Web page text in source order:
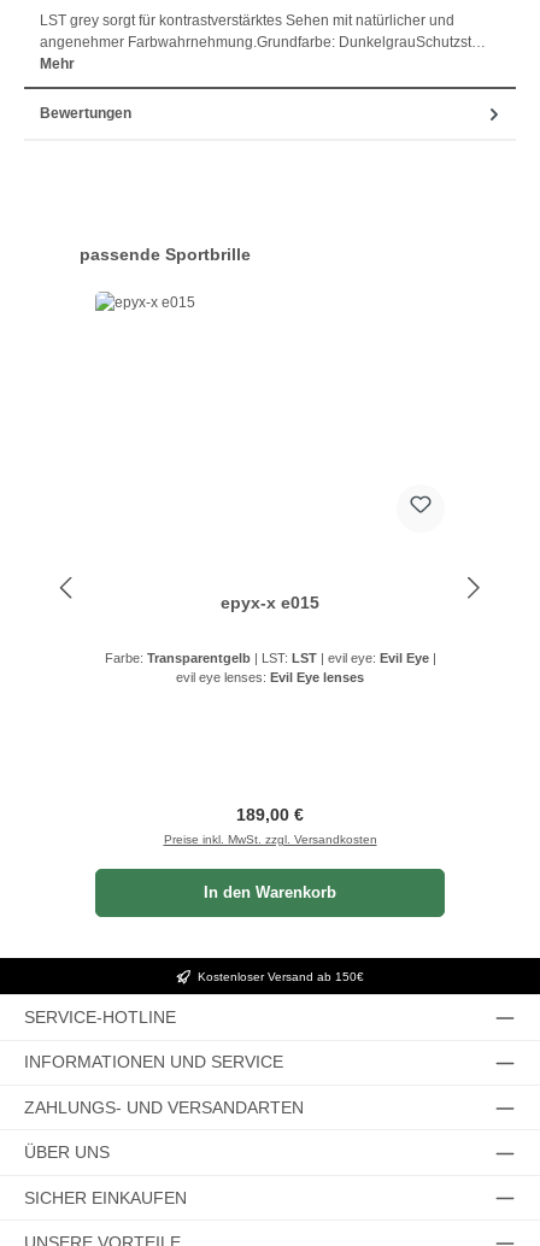
LST grey sorgt für kontrastverstärktes Sehen mit natürlicher und
angenehmer Farbwahrnehmung.Grundfarbe: DunkelgrauSchutzst…
Mehr
Bewertungen
Produktgalerie überspringen
passende Sportbrille
epyx-x e015
Farbe: Transparentgelb | LST: LST | evil eye: Evil Eye |
evil eye lenses: Evil Eye lenses
Regulärer Preis:
189,00 €
Preise inkl. MwSt. zzgl. Versandkosten
In den Warenkorb
Kostenloser Versand ab 150€
SERVICE-HOTLINE
INFORMATIONEN UND SERVICE
ZAHLUNGS- UND VERSANDARTEN
ÜBER UNS
SICHER EINKAUFEN